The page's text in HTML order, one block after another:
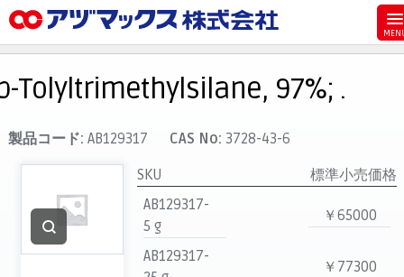
お気に入り
カート
マイアカウント
主要取扱ブランド
代理店一覧
Tolyltrimethylsilane, 97%; .
製品コード: AB129317 CAS No: 3728-43-6
SKU
標準小売価格
AB129317-
5 g
￥65000
AB129317-
￥77300